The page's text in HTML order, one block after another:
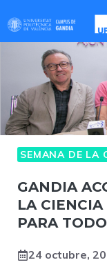
contenido
SEMANA DE LA
GANDIA
LA
PARA
24 octubre,